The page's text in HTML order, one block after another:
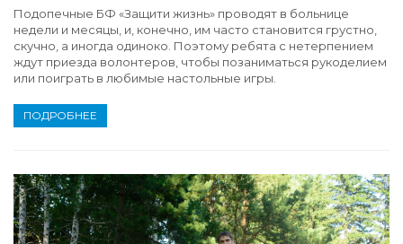
Подопечные БФ «Защити жизнь» проводят в больнице
недели и месяцы, и, конечно, им часто становится грустно,
скучно, а иногда одиноко. Поэтому ребята с нетерпением
ждут приезда волонтеров, чтобы позаниматься рукоделием
или поиграть в любимые настольные игры.
ПОДРОБНЕЕ